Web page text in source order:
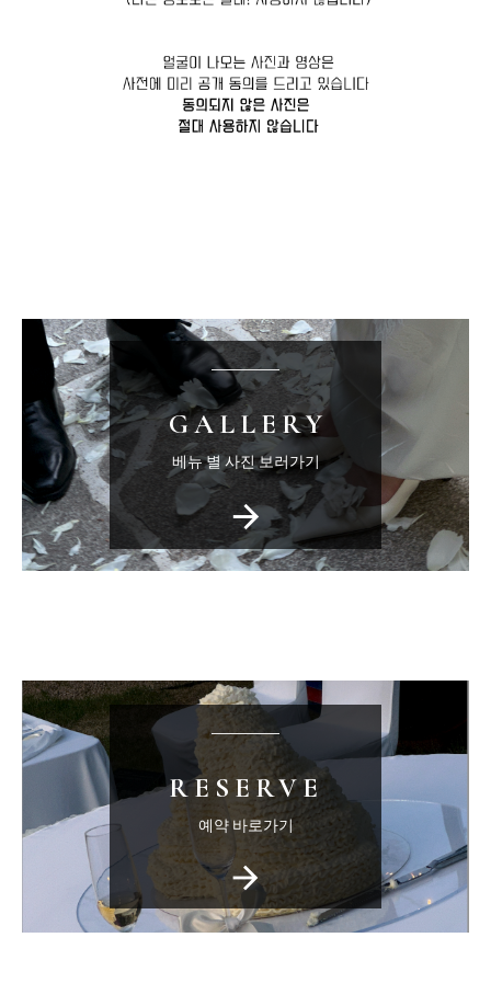
GALLERY
베뉴 별 사진 보러가기
arrow_forward
RESERVE
예약 바로가기
arrow_forward